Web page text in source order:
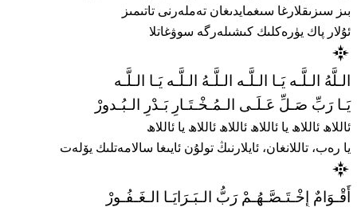
بىز سىزىقلارغا سىغمايدىغان تەملەرنى تاتىمىز
ئۇلار پاك يۈرەكلىك كىشىلەرگە سوۋغاتلا
الـلَّهُ الـلَّـه يَـا الـلَّـه الـلَّـهُ الـلَّـه يَـا الـلَّـه
يَـا رَبِّ صَـلِّ عَـلَـى الـمُـخْـتَـارِ بَـدْرِ الـبُـدورْ
ئاللاھ ئاللاھ يا ئاللاھ ئاللاھ ئاللاھ يا ئاللاھ
يا رەب، تاللانغان، ئايلارنىڭ تولۇن ئايىغا سالامەتلىك يۆلەت
أَقْـوَامٌ إِخْـتَـصَّـهُـمْ رَبُّ الـبَـرَايَـا الـغَـفُـورْ